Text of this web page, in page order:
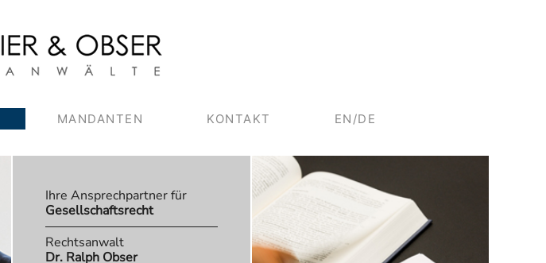
MANDANTEN KONTAKT EN/DE
Ihre Ansprechpartner für
Gesellschaftsrecht
Rechtsanwalt
Dr. Ralph Obser